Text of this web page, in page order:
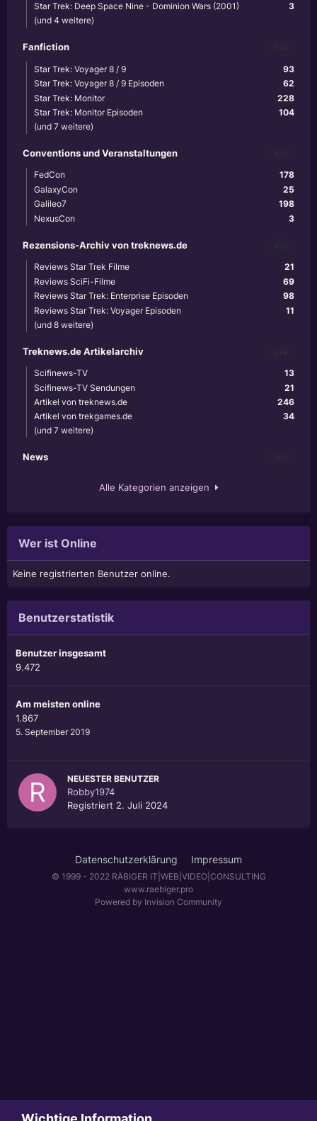
3
Star Trek: Deep Space Nine - Dominion Wars (2001)
(und 4 weitere)
Fanfiction
93
Star Trek: Voyager 8 / 9
62
Star Trek: Voyager 8 / 9 Episoden
228
Star Trek: Monitor
104
Star Trek: Monitor Episoden
(und 7 weitere)
Conventions und Veranstaltungen
178
FedCon
25
GalaxyCon
198
Galileo7
3
NexusCon
Rezensions-Archiv von treknews.de
21
Reviews Star Trek Filme
69
Reviews SciFi-Filme
98
Reviews Star Trek: Enterprise Episoden
11
Reviews Star Trek: Voyager Episoden
(und 8 weitere)
Treknews.de Artikelarchiv
13
Scifinews-TV
21
Scifinews-TV Sendungen
246
Artikel von treknews.de
34
Artikel von trekgames.de
(und 7 weitere)
News
Alle Kategorien anzeigen
Wer ist Online
Keine registrierten Benutzer online.
Benutzerstatistik
Benutzer insgesamt
9.472
Am meisten online
1.867
5. September 2019
NEUESTER BENUTZER
Robby1974
Registriert 2. Juli 2024
Datenschutzerklärung Impressum
© 1999 - 2022 RÄBIGER IT|WEB|VIDEO|CONSULTING
www.raebiger.pro
Powered by Invision Community